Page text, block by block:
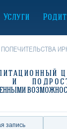
Услуги
И
запись